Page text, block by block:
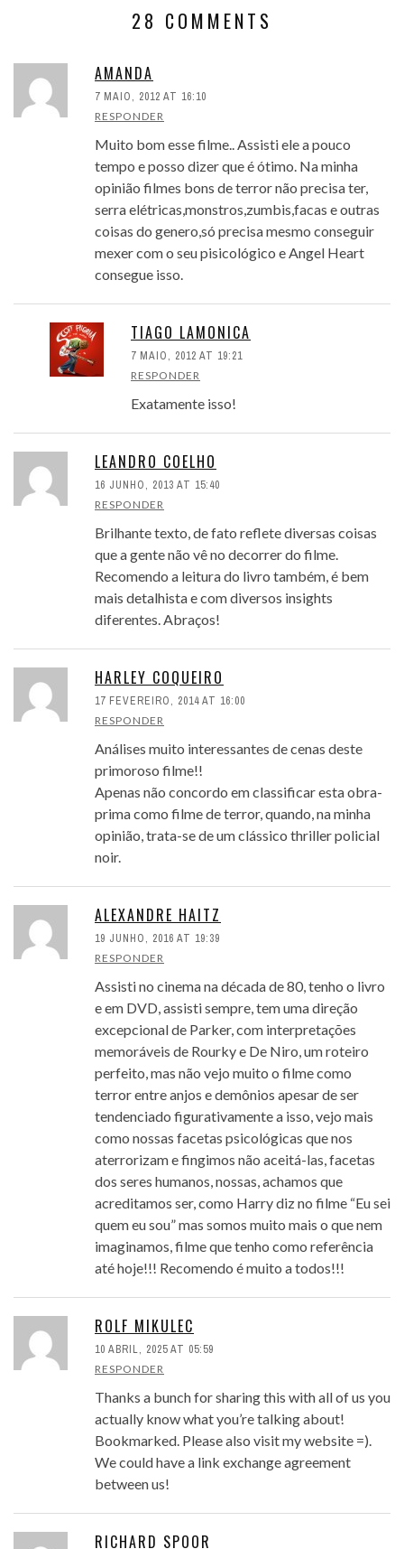
28 COMMENTS
AMANDA
7 MAIO, 2012 AT 16:10
RESPONDER
Muito bom esse filme.. Assisti ele a pouco
tempo e posso dizer que é ótimo. Na minha
opinião filmes bons de terror não precisa ter,
serra elétricas,monstros,zumbis,facas e outras
coisas do genero,só precisa mesmo conseguir
mexer com o seu pisicológico e Angel Heart
consegue isso.
TIAGO LAMONICA
7 MAIO, 2012 AT 19:21
RESPONDER
Exatamente isso!
LEANDRO COELHO
16 JUNHO, 2013 AT 15:40
RESPONDER
Brilhante texto, de fato reflete diversas coisas
que a gente não vê no decorrer do filme.
Recomendo a leitura do livro também, é bem
mais detalhista e com diversos insights
diferentes. Abraços!
HARLEY COQUEIRO
17 FEVEREIRO, 2014 AT 16:00
RESPONDER
Análises muito interessantes de cenas deste
primoroso filme!!
Apenas não concordo em classificar esta obra-
prima como filme de terror, quando, na minha
opinião, trata-se de um clássico thriller policial
noir.
ALEXANDRE HAITZ
19 JUNHO, 2016 AT 19:39
RESPONDER
Assisti no cinema na década de 80, tenho o livro
e em DVD, assisti sempre, tem uma direção
excepcional de Parker, com interpretações
memoráveis de Rourky e De Niro, um roteiro
perfeito, mas não vejo muito o filme como
terror entre anjos e demônios apesar de ser
tendenciado figurativamente a isso, vejo mais
como nossas facetas psicológicas que nos
aterrorizam e fingimos não aceitá-las, facetas
dos seres humanos, nossas, achamos que
acreditamos ser, como Harry diz no filme “Eu sei
quem eu sou” mas somos muito mais o que nem
imaginamos, filme que tenho como referência
até hoje!!! Recomendo é muito a todos!!!
ROLF MIKULEC
10 ABRIL, 2025 AT 05:59
RESPONDER
Thanks a bunch for sharing this with all of us you
actually know what you’re talking about!
Bookmarked. Please also visit my website =).
We could have a link exchange agreement
between us!
RICHARD SPOOR